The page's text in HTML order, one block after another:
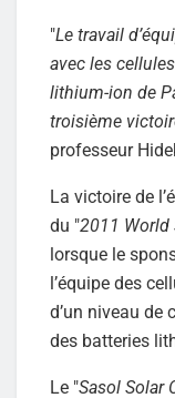
"Le travail
avec les
lithium-ion de
troisième
professeur
La victoire de
du "2011 World
lorsque le
l’équipe des
d’un niveau de
des batteries
Le "Sasol Solar